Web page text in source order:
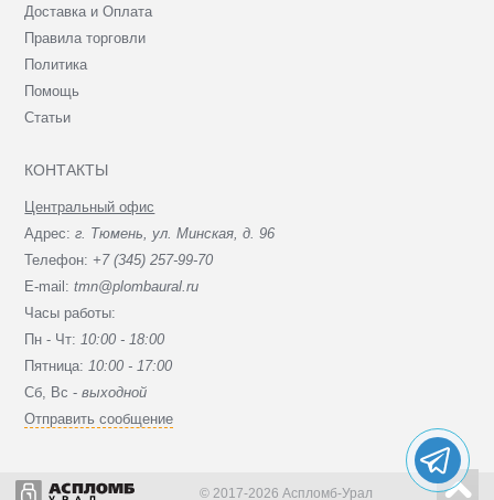
Доставка и Оплата
Правила торговли
Политика
Помощь
Статьи
КОНТАКТЫ
Центральный офис
Адрес:г. Тюмень, ул. Минская, д. 96
Телефон: +7 (345) 257-99-70
E-mail:tmn@plombaural.ru
Часы работы:
Пн - Чт:10:00 - 18:00
Пятница:10:00 - 17:00
Сб, Вc -выходной
Отправить сообщение
© 2017-2026 Аспломб-Урал